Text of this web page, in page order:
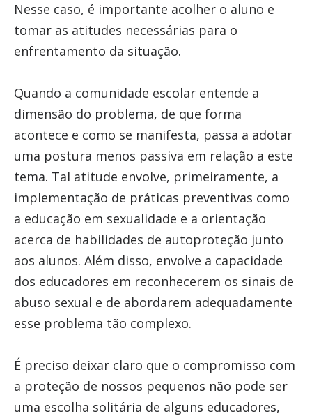
Nesse caso, é importante acolher o aluno e
tomar as atitudes necessárias para o
enfrentamento da situação.
Quando a comunidade escolar entende a
dimensão do problema, de que forma
acontece e como se manifesta, passa a adotar
uma postura menos passiva em relação a este
tema. Tal atitude envolve, primeiramente, a
implementação de práticas preventivas como
a educação em sexualidade e a orientação
acerca de habilidades de autoproteção junto
aos alunos. Além disso, envolve a capacidade
dos educadores em reconhecerem os sinais de
abuso sexual e de abordarem adequadamente
esse problema tão complexo.
É preciso deixar claro que o compromisso com
a proteção de nossos pequenos não pode ser
uma escolha solitária de alguns educadores,